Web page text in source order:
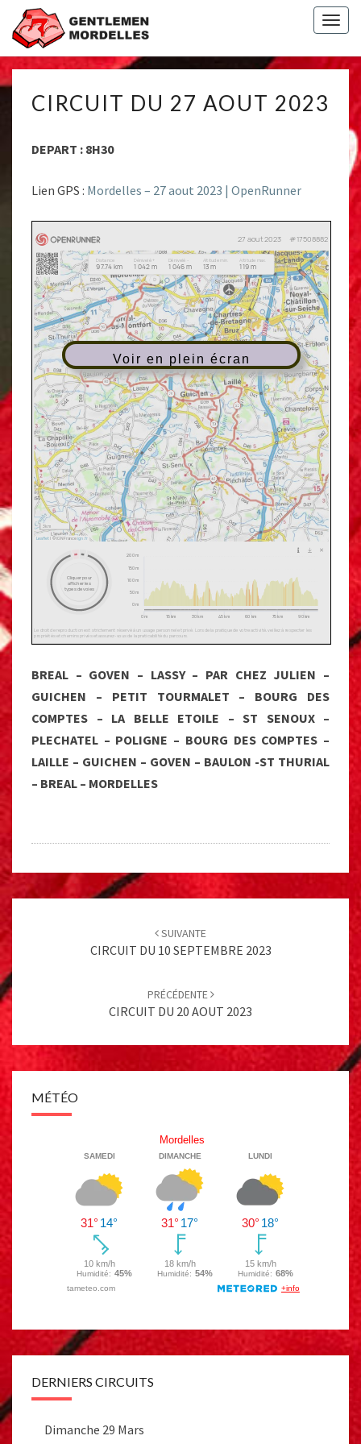
DU
CIRCUIT DU 27 AOUT 2023
DEPART : 8H30
Lien GPS : Mordelles – 27 aout 2023 | OpenRunner
Voir en plein écran
BREAL – GOVEN – LASSY – PAR CHEZ JULIEN –
GUICHEN – PETIT TOURMALET – BOURG DES
COMPTES – LA BELLE ETOILE – ST SENOUX –
PLECHATEL – POLIGNE – BOURG DES COMPTES –
LAILLE – GUICHEN – GOVEN – BAULON -ST THURIAL
– BREAL – MORDELLES
navigation
SUIVANTE
CIRCUIT DU 10 SEPTEMBRE 2023
PRÉCÉDENTE
CIRCUIT DU 20 AOUT 2023
MÉTÉO
DERNIERS CIRCUITS
Dimanche 29 Mars